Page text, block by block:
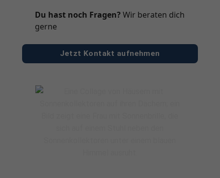
Du hast noch Fragen? Wir beraten dich
gerne
Jetzt Kontakt aufnehmen